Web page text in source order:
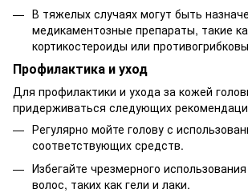
В тяжелых случаях могут быть
медикаментозные препараты, такие
кортикостероиды или
Профилактика и уход
Для профилактики и ухода за кожей
придерживаться следующих
Регулярно мойте голову с
соответствующих средств.
Избегайте чрезмерного
волос, таких как гели и лаки.